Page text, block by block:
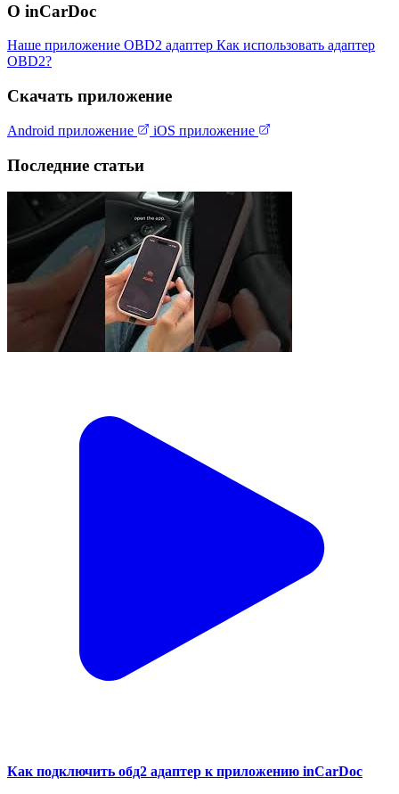
О inCarDoc
Наше приложение OBD2 адаптер Как использовать адаптер
OBD2?
Скачать приложение
Android приложение iOS приложение
Последние статьи
Как подключить обд2 адаптер к приложению inCarDoc